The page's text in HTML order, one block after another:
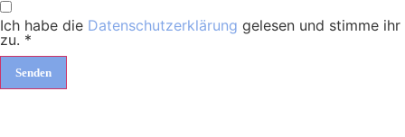
Ich habe die Datenschutzerklärung gelesen und stimme ihr
zu. *